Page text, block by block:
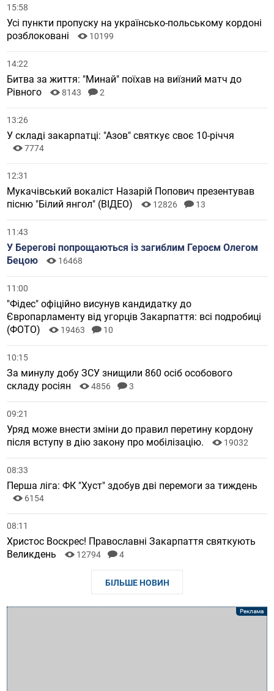
15:58
Усі пункти пропуску на українсько-польському кордоні
розблоковані
10199
14:22
Битва за життя: "Минай" поїхав на виїзний матч до
Рівного
8143 2
13:26
У складі закарпатці: "Азов" святкує своє 10-річчя
7774
12:31
Мукачівський вокаліст Назарій Попович презентував
пісню "Білий янгол" (ВІДЕО)
12826 13
11:43
У Берегові попрощаються із загиблим Героєм Олегом
Бецою
16468
11:00
"Фідес" офіційно висунув кандидатку до
Європарламенту від угорців Закарпаття: всі подробиці
(ФОТО)
19463 10
10:15
За минулу добу ЗСУ знищили 860 осіб особового
складу росіян
4856 3
09:21
Уряд може внести зміни до правил перетину кордону
після вступу в дію закону про мобілізацію.
19032
08:33
Перша ліга: ФК "Хуст" здобув дві перемоги за тиждень
6154
08:11
Христос Воскрес! Православні Закарпаття святкують
Великдень
12794 4
БІЛЬШЕ НОВИН